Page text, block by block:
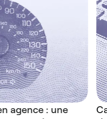
agence : une